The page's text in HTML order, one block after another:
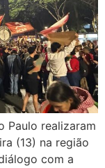
Paulo realizaram
(13) na região
com a